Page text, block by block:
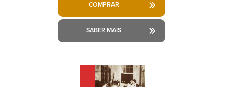
COMPRAR
SABER MAIS